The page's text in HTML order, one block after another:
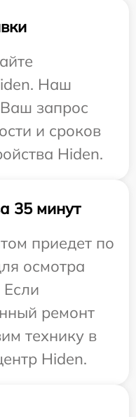
Наш
запрос
и сроков
Hiden.
35 минут
приедет по
осмотра
ремонт
технику в
Hiden.